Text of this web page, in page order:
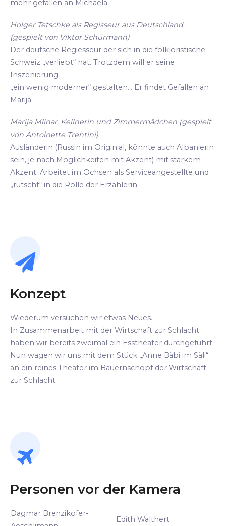
mehr gefallen an Michaela.
Holger Tetschke als Regisseur aus Deutschland
(gespielt von Viktor Schürmann)
Der deutsche Regiesseur der sich in die folkloristische
Schweiz „verliebt“ hat. Trotzdem will er seine
Inszenierung
„ein wenig moderner“ gestalten... Er findet Gefallen an
Marija.
Marija Mlinar, Kellnerin und Zimmermädchen (gespielt
von Antoinette Trentini)
Ausländerin (Russin im Originial, könnte auch Albanierin
sein, je nach Möglichkeiten mit Akzent) mit starkem
Akzent. Arbeitet im Ochsen als Serviceangestellte und
„rutscht“ in die Rolle der Erzählerin.
Konzept
Wiederum versuchen wir etwas Neues.
In Zusammenarbeit mit der Wirtschaft zur Schlacht
haben wir bereits zweimal ein Esstheater durchgeführt.
Nun wagen wir uns mit dem Stück „Anne Bäbi im Säli“
an ein reines Theater im Bauernschopf der Wirtschaft
zur Schlacht.
Personen vor der Kamera
Dagmar Brenzikofer-
Edith Walthert